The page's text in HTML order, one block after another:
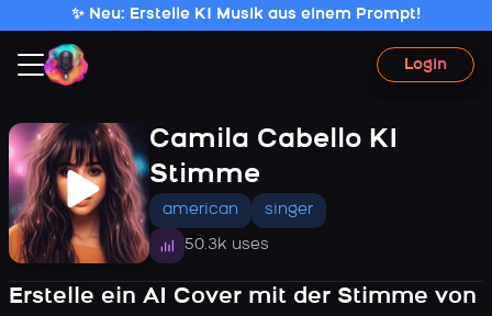
✨ Neu: Erstelle KI Musik aus einem Prompt!
Login
Camila Cabello KI
Stimme
american singer
50.3k uses
Erstelle ein AI Cover mit der Stimme von